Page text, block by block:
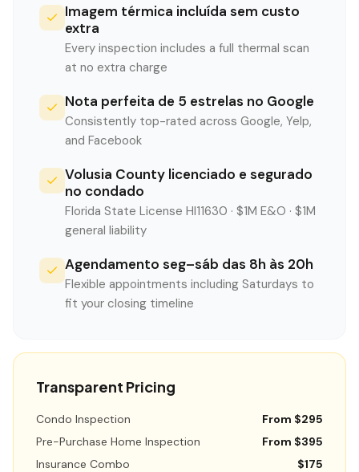
Imagem térmica incluída sem custo
extra
Every inspection includes a full thermal scan
at no extra charge
Nota perfeita de 5 estrelas no Google
Consistently top-rated across Google, Yelp,
and Facebook
Volusia County licenciado e segurado
no condado
Florida State License HI11630 · $1M E&O · $1M
general liability
Agendamento seg–sáb das 8h às 20h
Flexible appointments including Saturdays to
fit your closing timeline
Transparent Pricing
Condo Inspection
From $295
Pre-Purchase Home Inspection
From $395
Insurance Combo
$175